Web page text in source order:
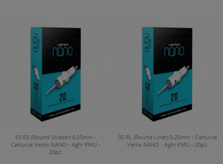
03 RS (Round Shader) 0,25mm -
Cartucce Vertix NANO - Aghi PMU -
20pz.
05 RL (Round Liner) 0,25mm - Cartucce
Vertix NANO - Aghi PMU - 20pz.